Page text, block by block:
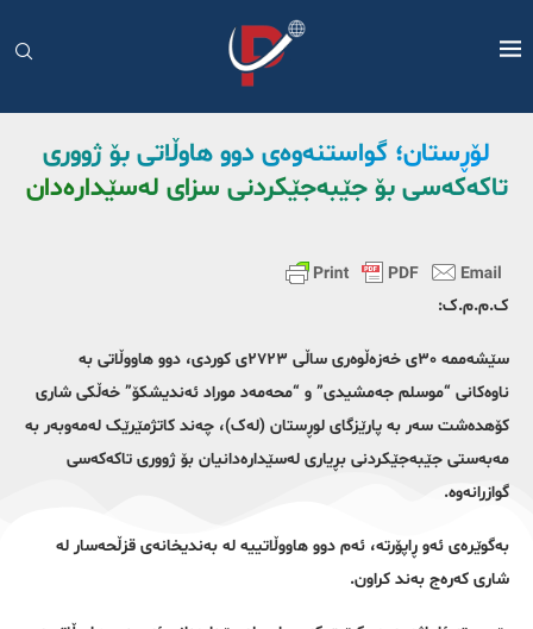
لۆڕستان؛ گواستنەوەی دوو هاوڵاتی بۆ ژووری
تاکەکەسی بۆ جێبەجێکردنی سزای لەسێدارەدان
ک.م.م.ک:
سێشەممە ٣٠ی خەزەڵوەری ساڵی ٢٧٢٣ی کوردی، دوو هاووڵاتی بە
ناوەکانی “موسلم جەمشیدی” و “محەمەد موراد ئەندیشکۆ” خەڵکی شاری
کۆهدەشت سەر بە پارێزگای لوڕستان (لەک)، چەند کاتژمێرێک لەمەوبەر بە
مەبەستی جێبەجێکردنی بڕیاری لەسێدارەدانیان بۆ ژووری تاکەکەسی
گوازرانەوە.
بەگوێرەی ئەو ڕاپۆرتە، ئەم دوو هاووڵاتییە لە بەندیخانەی قزڵحەسار لە
شاری کەرەج بەند کراون.